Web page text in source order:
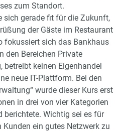
zum Standort.
sich gerade fit für die Zukunft,
der Gäste im Restaurant
fokussiert sich das Bankhaus
den Bereichen Private
betreibt keinen Eigenhandel
neue IT-Plattform. Bei den
wurde dieser Kurs erst
in drei von vier Kategorien
berichtete. Wichtig sei es für
ein gutes Netzwerk zu